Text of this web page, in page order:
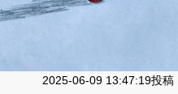
2025-06-09 13:47:19投稿